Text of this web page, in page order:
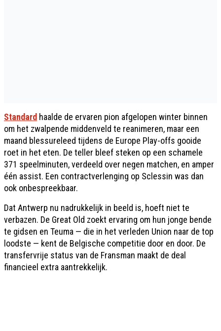
Standard haalde de ervaren pion afgelopen winter binnen
om het zwalpende middenveld te reanimeren, maar een
maand blessureleed tijdens de Europe Play-offs gooide
roet in het eten. De teller bleef steken op een schamele
371 speelminuten, verdeeld over negen matchen, en amper
één assist. Een contractverlenging op Sclessin was dan
ook onbespreekbaar.
Dat Antwerp nu nadrukkelijk in beeld is, hoeft niet te
verbazen. De Great Old zoekt ervaring om hun jonge bende
te gidsen en Teuma — die in het verleden Union naar de top
loodste — kent de Belgische competitie door en door. De
transfervrije status van de Fransman maakt de deal
financieel extra aantrekkelijk.